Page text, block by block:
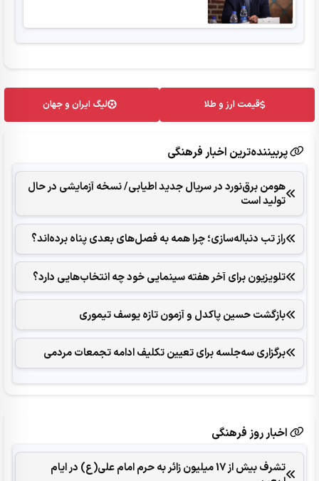
قیمت ارز و طلا لیگ ایران و جهان
پربیننده‌ترین اخبار فرهنگی
هومن برق‌نورد در سریال جدید اطیابی/ نسخه آزمایشی در حال
تولید است
راز تب دنباله‌سازی؛ چرا همه به فصل‌های بعدی پناه برده‌اند؟
تلویزیون برای آخر هفته سینمایی خود چه انتخاب‌هایی دارد؟
بازگشت حسین پاکدل و آزمون تازه یوسف تیموری
برگزاری سه‌جلسه برای تعیین تکلیف ادامه تجمعات مردمی
اخبار روز فرهنگی
تشرف بیش از 17 میلیون زائر به حرم امام علی(ع) در ایام